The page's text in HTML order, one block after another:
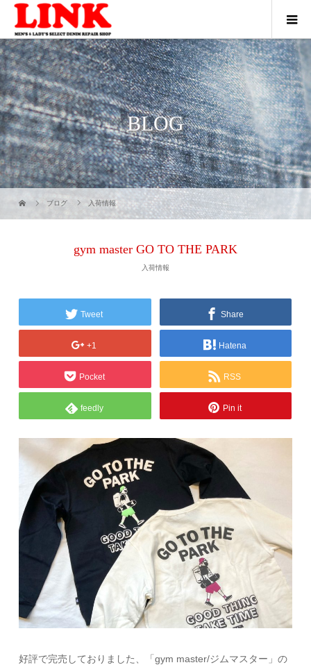
BLOG
ブログ 入荷情報
gym master GO TO THE PARK
入荷情報
Tweet Share
+1 Hatena
Pocket RSS
feedly Pin it
好評で完売しておりました、「gym master/ジムマスター」の